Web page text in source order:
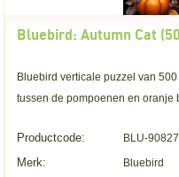
Bluebird: Autumn Cat
Bluebird verticale puzzel van
tussen de pompoenen en oranje
Productcode: BLU-90827
Merk: Bluebird